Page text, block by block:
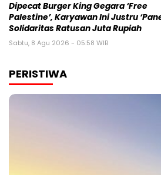
Dipecat Burger King Gegara ‘Free
Palestine’, Karyawan Ini Justru
Solidaritas Ratusan Juta Rupiah
Sabtu, 8 Agu 2026 - 05:58 WIB
PERISTIWA